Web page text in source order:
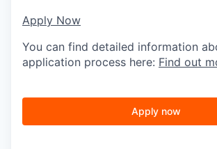
Apply Now
You can find detailed information
application process here: Find out
Apply now